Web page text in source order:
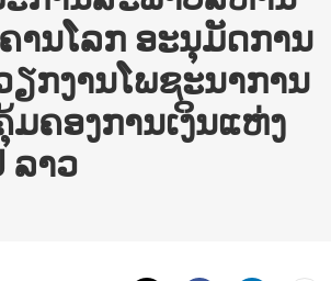
ານໂລກ ອະນຸມັດການ
ຽກງານໂພຊະນາການ
ມຄອງການເງິນແຫ່ງ
ລາວ